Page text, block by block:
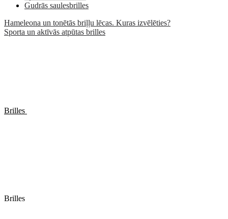
Gudrās saulesbrilles
Hameleona un tonētās briļļu lēcas. Kuras izvēlēties?
Sporta un aktīvās atpūtas brilles
Brilles
Brilles